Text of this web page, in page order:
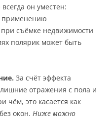
он уместен:
применению
съёмке недвижимости
полярик может быть
За счёт эффекта
отражения с пола и
чём, это касается как
окон. Ниже можно